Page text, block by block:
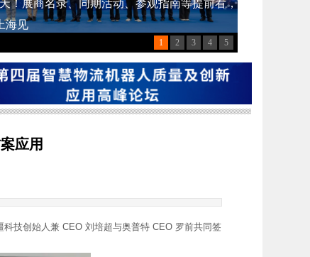
应用
技创始人兼 CEO 刘培超与奥普特 CEO 罗前共同签